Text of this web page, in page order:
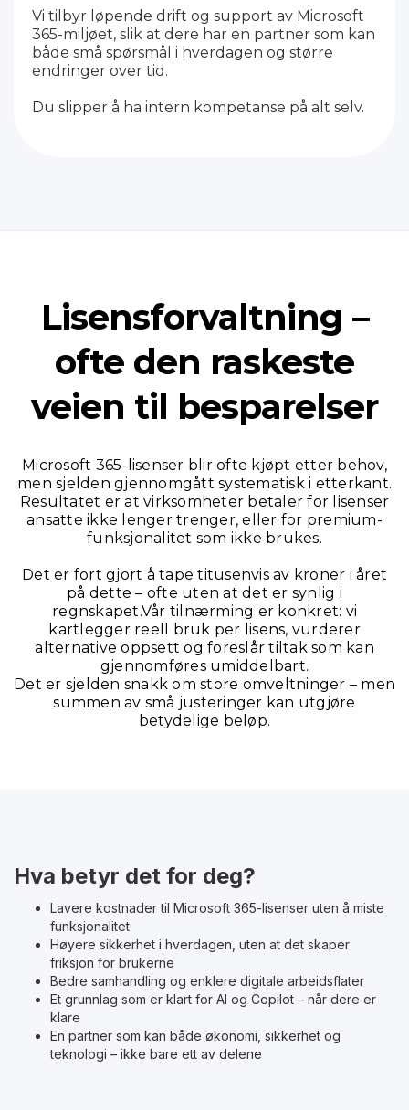
Vi tilbyr løpende drift og support av Microsoft
365-miljøet, slik at dere har en partner som kan
både små spørsmål i hverdagen og større
endringer over tid.
Du slipper å ha intern kompetanse på alt selv.
Lisensforvaltning –
ofte den raskeste
veien til besparelser
Microsoft 365-lisenser blir ofte kjøpt etter behov,
men sjelden gjennomgått systematisk i etterkant.
Resultatet er at virksomheter betaler for lisenser
ansatte ikke lenger trenger, eller for premium-
funksjonalitet som ikke brukes.
Det er fort gjort å tape titusenvis av kroner i året
på dette – ofte uten at det er synlig i
regnskapet.Vår tilnærming er konkret: vi
kartlegger reell bruk per lisens, vurderer
alternative oppsett og foreslår tiltak som kan
gjennomføres umiddelbart.
Det er sjelden snakk om store omveltninger – men
summen av små justeringer kan utgjøre
betydelige beløp.
Hva betyr det for deg?
Lavere kostnader til Microsoft 365-lisenser uten å miste
funksjonalitet
Høyere sikkerhet i hverdagen, uten at det skaper
friksjon for brukerne
Bedre samhandling og enklere digitale arbeidsflater
Et grunnlag som er klart for AI og Copilot – når dere er
klare
En partner som kan både økonomi, sikkerhet og
teknologi – ikke bare ett av delene